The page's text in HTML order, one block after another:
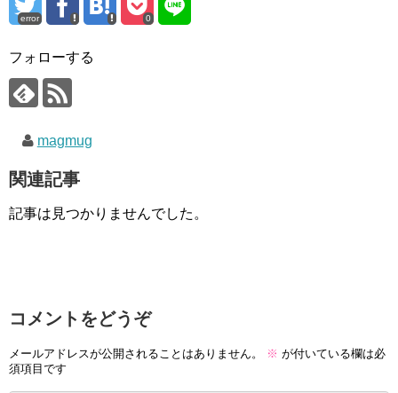
error 0
フォローする
magmug
関連記事
記事は見つかりませんでした。
コメントをどうぞ
メールアドレスが公開されることはありません。 ※ が付いている欄は必
須項目です